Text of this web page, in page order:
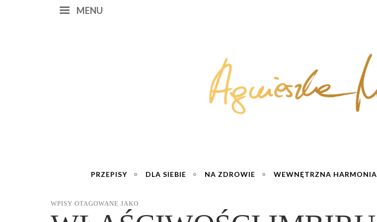
MENU
PRZEPISY DLA SIEBIE NA ZDROWIE WEWNĘTRZNA HARMONIA
WPISY OTAGOWANE JAKO